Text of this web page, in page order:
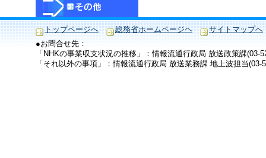
トップページへ 総務省ホームページヘ
サイトマップへ
●お問合せ先：
「NHKの事業収支状況の推移」：情報流通行政局 放送政策課(03-
「それ以外の事項」：情報流通行政局 放送業務課 地上波担当